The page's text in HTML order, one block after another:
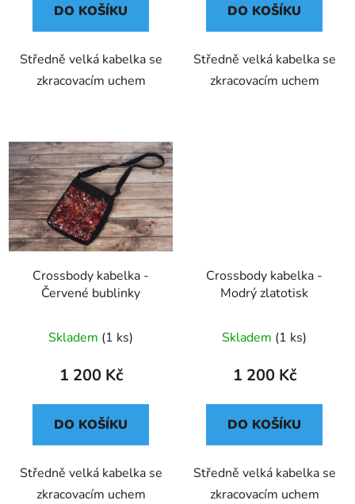
DO KOŠÍKU
Středně velká kabelka se
zkracovacím uchem
DO KOŠÍKU
Středně velká kabelka se
zkracovacím uchem
Crossbody kabelka -
Červené bublinky
Skladem (1 ks)
1 200 Kč
DO KOŠÍKU
Středně velká kabelka se
zkracovacím uchem
Crossbody kabelka -
Modrý zlatotisk
Skladem (1 ks)
1 200 Kč
DO KOŠÍKU
Středně velká kabelka se
zkracovacím uchem